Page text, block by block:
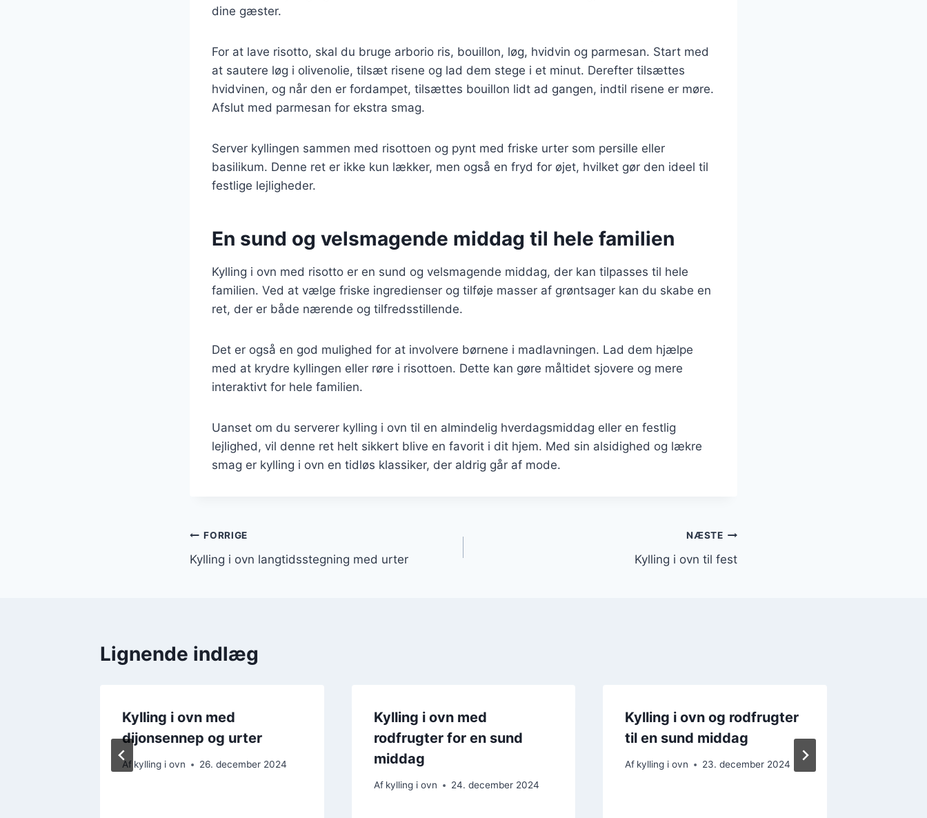
dine gæster.
For at lave risotto, skal du bruge arborio ris, bouillon, løg, hvidvin og parmesan. Start med
at sautere løg i olivenolie, tilsæt risene og lad dem stege i et minut. Derefter tilsættes
hvidvinen, og når den er fordampet, tilsættes bouillon lidt ad gangen, indtil risene er møre.
Afslut med parmesan for ekstra smag.
Server kyllingen sammen med risottoen og pynt med friske urter som persille eller
basilikum. Denne ret er ikke kun lækker, men også en fryd for øjet, hvilket gør den ideel til
festlige lejligheder.
En sund og velsmagende middag til hele familien
Kylling i ovn med risotto er en sund og velsmagende middag, der kan tilpasses til hele
familien. Ved at vælge friske ingredienser og tilføje masser af grøntsager kan du skabe en
ret, der er både nærende og tilfredsstillende.
Det er også en god mulighed for at involvere børnene i madlavningen. Lad dem hjælpe
med at krydre kyllingen eller røre i risottoen. Dette kan gøre måltidet sjovere og mere
interaktivt for hele familien.
Uanset om du serverer kylling i ovn til en almindelig hverdagsmiddag eller en festlig
lejlighed, vil denne ret helt sikkert blive en favorit i dit hjem. Med sin alsidighed og lækre
smag er kylling i ovn en tidløs klassiker, der aldrig går af mode.
Indlægsnavigation
FORRIGE
Kylling i ovn langtidsstegning med urter
NÆSTE
Kylling i ovn til fest
Lignende indlæg
Kylling i ovn med
dijonsennep og urter
Af kylling i ovn 26. december 2024
Kylling i ovn med
rodfrugter for en sund
middag
Af kylling i ovn 24. december 2024
Kylling i ovn og rodfrugter
til en sund middag
Af kylling i ovn 23. december 2024